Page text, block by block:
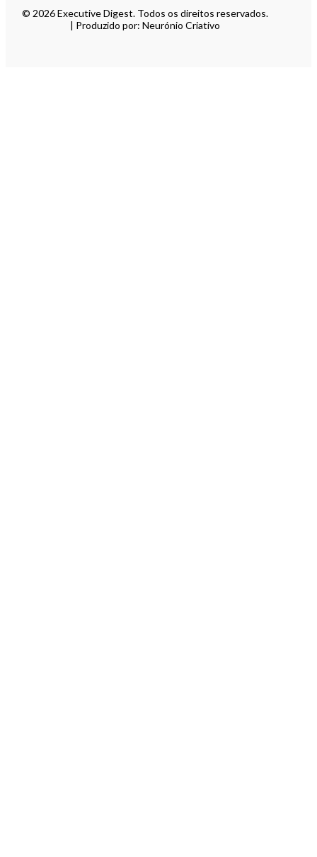
© 2026 Executive Digest. Todos os direitos reservados.
| Produzido por: Neurónio Criativo